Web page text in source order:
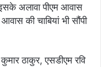
अलावा पीएम आवास
की चाबियां भी सौंपी
ठाकुर, एसडीएम रवि